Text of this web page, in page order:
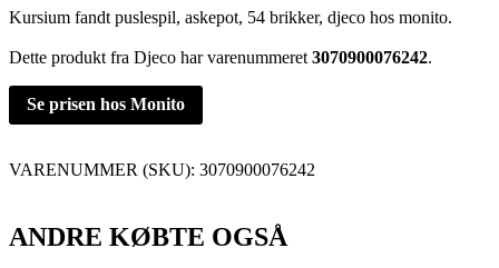
Kursium fandt puslespil, askepot, 54 brikker, djeco hos monito.
Dette produkt fra Djeco har varenummeret 3070900076242.
Se prisen hos Monito
VARENUMMER (SKU): 3070900076242
ANDRE KØBTE OGSÅ